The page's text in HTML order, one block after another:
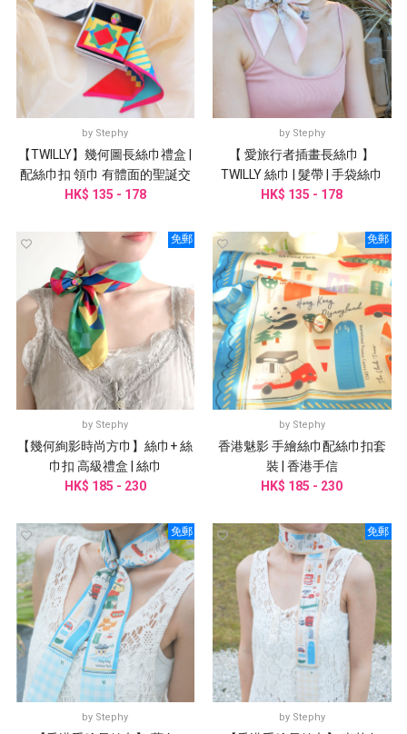
by Stephy
【TWILLY】幾何圖長絲巾禮盒 |
配絲巾扣 領巾 有體面的聖誕交
換禮物
HK$ 135 - 178
by Stephy
【 愛旅行者插畫長絲巾 】
TWILLY 絲巾 | 髮帶 | 手袋絲巾
HK$ 135 - 178
免郵
by Stephy
【幾何絢影時尚方巾】絲巾+ 絲
巾扣 高級禮盒 | 絲巾
HK$ 185 - 230
免郵
by Stephy
香港魅影 手繪絲巾配絲巾扣套
裝 | 香港手信
HK$ 185 - 230
免郵
by Stephy
免郵
by Stephy